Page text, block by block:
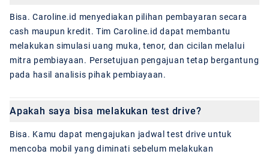
Bisa. Caroline.id menyediakan pilihan pembayaran secara
cash maupun kredit. Tim Caroline.id dapat membantu
melakukan simulasi uang muka, tenor, dan cicilan melalui
mitra pembiayaan. Persetujuan pengajuan tetap bergantung
pada hasil analisis pihak pembiayaan.
Apakah saya bisa melakukan test drive?
Bisa. Kamu dapat mengajukan jadwal test drive untuk
mencoba mobil yang diminati sebelum melakukan